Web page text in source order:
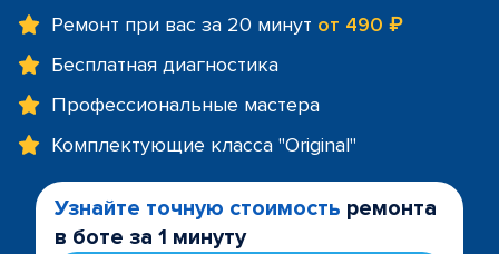
Ремонт при вас за 20 минут от 490 ₽
Бесплатная диагностика
Профессиональные мастера
Комплектующие класса "Original"
Узнайте точную стоимость ремонта
в боте за 1 минуту